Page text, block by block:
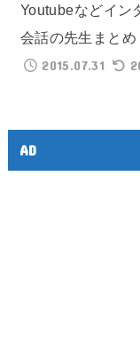
Youtubeなどイン
会話の先生まとめ
2015.07.31
AD